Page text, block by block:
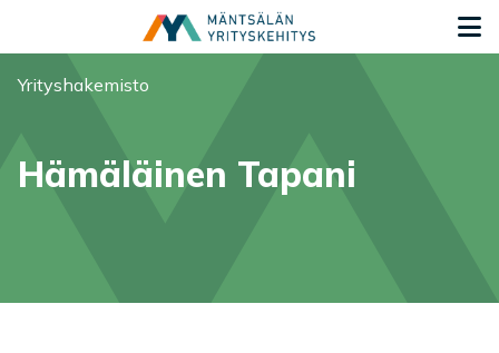
Olet tässä:
Yrityshakemisto
Hämäläinen Tapani